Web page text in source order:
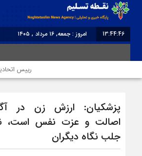
13:44:46
امروز : جمعه, ۱۶ مرداد , ۱۴۰۵
رییس
پزشکیان: ارزش زن در
اصالت و عزت نفس است،
جلب نگاه دیگران